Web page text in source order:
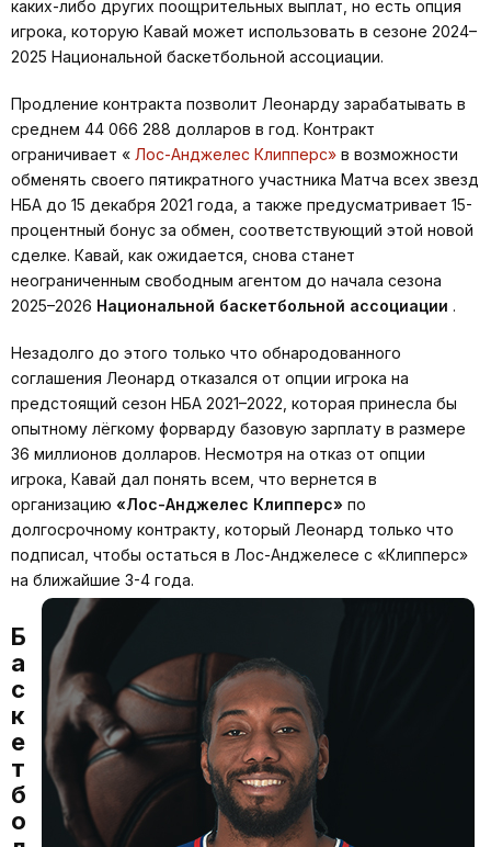
каких-либо других поощрительных выплат, но есть опция
игрока, которую Кавай может использовать в сезоне 2024–
2025 Национальной баскетбольной ассоциации.
Продление контракта позволит Леонарду зарабатывать в
среднем 44 066 288 долларов в год. Контракт
ограничивает « Лос-Анджелес Клипперс» в возможности
обменять своего пятикратного участника Матча всех звезд
НБА до 15 декабря 2021 года, а также предусматривает 15-
процентный бонус за обмен, соответствующий этой новой
сделке. Кавай, как ожидается, снова станет
неограниченным свободным агентом до начала сезона
2025–2026 Национальной баскетбольной ассоциации .
Незадолго до этого только что обнародованного
соглашения Леонард отказался от опции игрока на
предстоящий сезон НБА 2021–2022, которая принесла бы
опытному лёгкому форварду базовую зарплату в размере
36 миллионов долларов. Несмотря на отказ от опции
игрока, Кавай дал понять всем, что вернется в
организацию «Лос-Анджелес Клипперс» по
долгосрочному контракту, который Леонард только что
подписал, чтобы остаться в Лос-Анджелесе с «Клипперс»
на ближайшие 3-4 года.
Б
а
с
к
е
т
б
о